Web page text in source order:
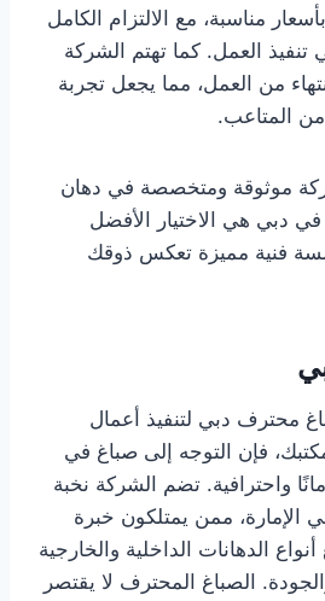
مناسبة، مع الالتزام الكامل
تنفيذ العمل. كما تهتم الشركة
من العمل، مما يجعل تجربة
من المتاعب.
موثوقة ومتخصصة في دهان
دبي هي الاختيار الأفضل
فنية مميزة تعكس ذوقك
محترف دبي لتنفيذ أعمال
فإن التوجه إلى صباغ في
واحترافية. تضم الشركة نخبة
الإمارة، ممن يمتلكون خبرة
الدهانات الداخلية والخارجية
الصباغ المحترف لا يقتصر